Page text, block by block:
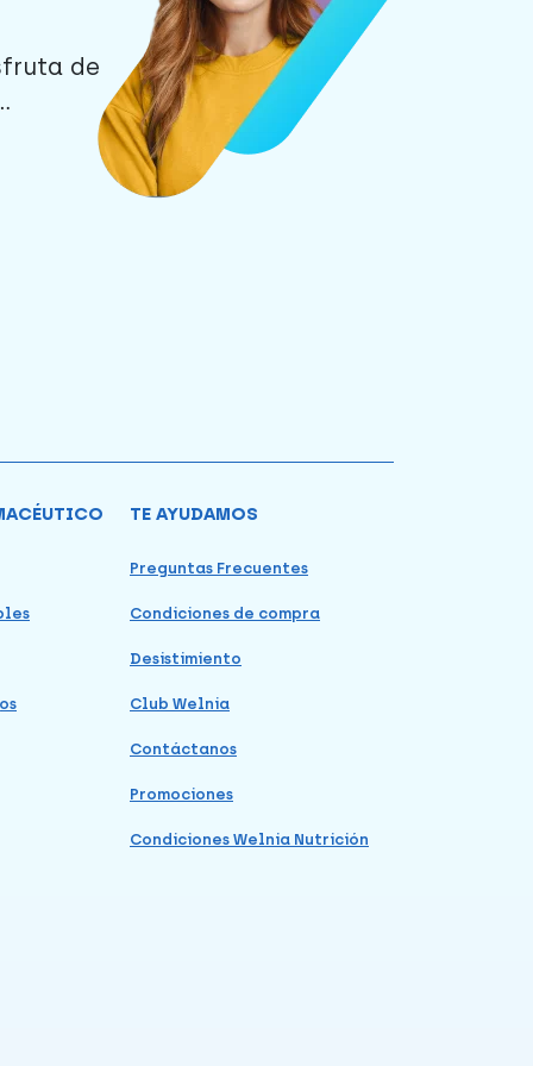
de
TE AYUDAMOS
Preguntas Frecuentes
Condiciones de compra
Desistimiento
Club Welnia
Contáctanos
Promociones
Condiciones Welnia Nutrición